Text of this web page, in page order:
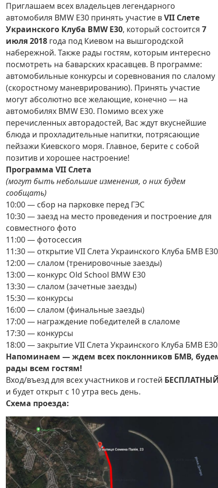
Приглашаем всех владельцев легендарного
автомобиля BMW Е30 принять участие вVII Слете
Украинского Клуба BMW E30, который состоится 7
июля 2018 года под Киевом на вышгородской
набережной. Также рады гостям, которым интересно
посмотреть на баварских красавцев. В программе:
автомобильные конкурсы и соревнования по слалому
(скоростному маневрированию). Принять участие
могут абсолютно все желающие, конечно — на
автомобилях BMW E30. Помимо всех уже
перечисленных авторадостей, Вас ждут вкуснейшие
блюда и прохладительные напитки, потрясающие
пейзажи Киевского моря. Главное, берите с собой
позитив и хорошее настроение!
Программа VII Слета
(могут быть небольшие изменения, о них будем
сообщать)
10:00 — сбор на парковке перед ГЭС
10:30 — заезд на место проведения и построение для
совместного фото
11:00 — фотосессия
11:30 — открытие VII Слета Украинского Клуба БМВ Е30
12:00 — слалом (тренировочные заезды)
13:00 — конкурс Old School BMW E30
13:30 — слалом (зачетные заезды)
15:30 — конкурсы
16:00 — слалом (финальные заезды)
17:00 — награждение победителей в слаломе
17:30 — конкурсы
18:00 — закрытие VII Слета Украинского Клуба БМВ Е30
Напоминаем — ждем всех поклонников БМВ,
рады всем гостям!
Вход/въезд для всех участников и гостей
и будет открыт с 10 утра весь день.
Схема проезда: